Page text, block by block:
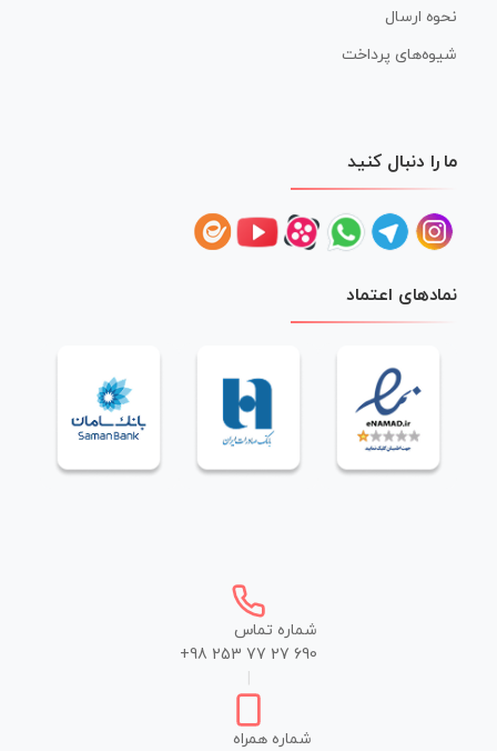
نحوه ارسال
شیوه‌های پرداخت
ما را دنبال کنید
نمادهای اعتماد
شماره تماس
+98 253 77 27 690
شماره همراه